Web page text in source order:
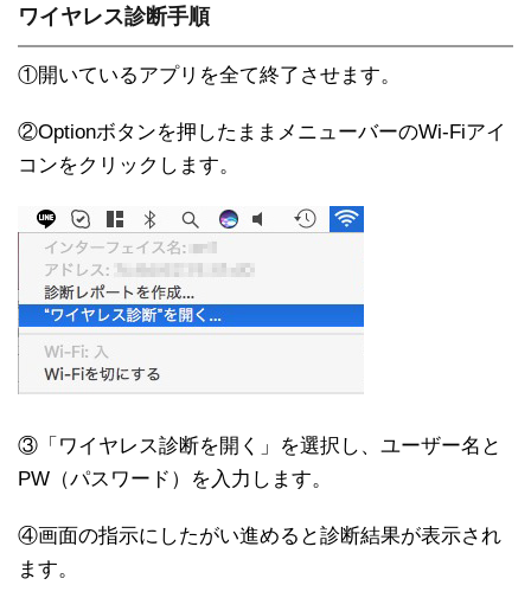
ワイヤレス診断手順
①開いているアプリを全て終了させます。
②Optionボタンを押したままメニューバーのWi-Fiアイ
コンをクリックします。
③「ワイヤレス診断を開く」を選択し、ユーザー名と
PW（パスワード）を入力します。
④画面の指示にしたがい進めると診断結果が表示され
ます。